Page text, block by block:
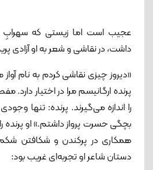
عجیب است اما زیستی که سهرابِ
داشت، در نقاشی و شعر به او آزادی
«دیروز چیزی نقاشی کردم به نام
پرنده ارگانیسم مرا در اختیار
را اندازه می‌گیرند. پرنده: تنها
بچگی حسرت پرواز داشتم.» او پرنده
همکاری در پرکندن و شکافتن شکم
دستان شاعر او تجربه‌ای غریب بود: